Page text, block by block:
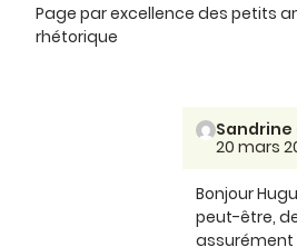
Page par excellence des petits
rhétorique
Sandrine
20 mars
Bonjour
peut-être,
assurément